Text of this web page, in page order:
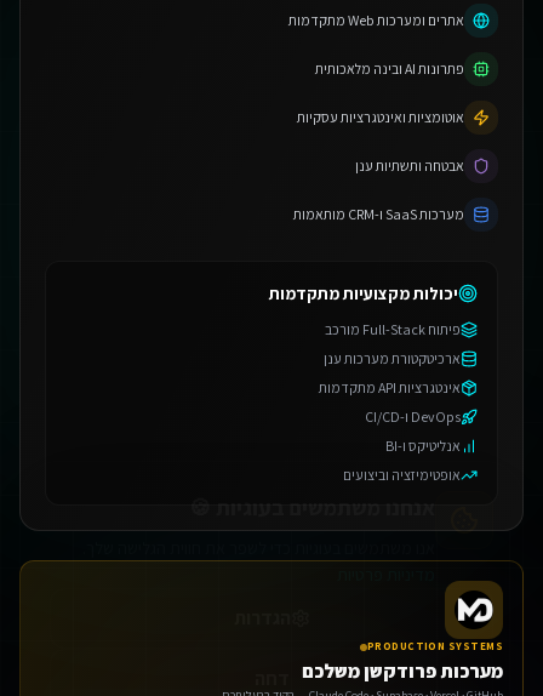
אתרים ומערכות Web מתקדמות
פתרונות AI ובינה מלאכותית
אוטומציות ואינטגרציות עסקיות
אבטחה ותשתיות ענן
מערכות SaaS ו-CRM מותאמות
יכולות מקצועיות מתקדמות
פיתוח Full-Stack מורכב
ארכיטקטורת מערכות ענן
אינטגרציות API מתקדמות
DevOps ו-CI/CD
אנליטיקס ו-BI
אופטימיזציה וביצועים
PRODUCTION SYSTEMS
מערכות פרודקשן משלכם
אנחנו משתמשים בעוגיות 🍪
אנו משתמשים בעוגיות כדי לשפר את חווית הגלישה שלך.
מדיניות פרטיות
דחה